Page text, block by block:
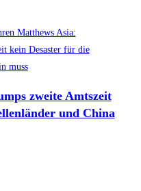
zweite Amtszeit
und China